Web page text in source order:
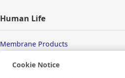
Human Life
Membrane Products
Medical Products
Cookie Notice